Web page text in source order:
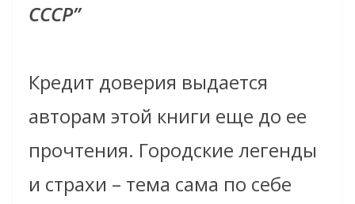
СССР”
Кредит доверия выдается
авторам этой книги еще до ее
прочтения. Городские легенды
и страхи – тема сама по себе